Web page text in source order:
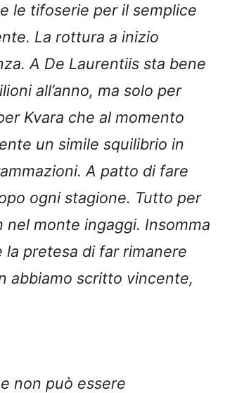
le tifoserie per il semplice
La rottura a inizio
A De Laurentiis sta bene
all’anno, ma solo per
Kvara che al momento
un simile squilibrio in
A patto di fare
ogni stagione. Tutto per
monte ingaggi. Insomma
pretesa di far rimanere
abbiamo scritto vincente,
non può essere